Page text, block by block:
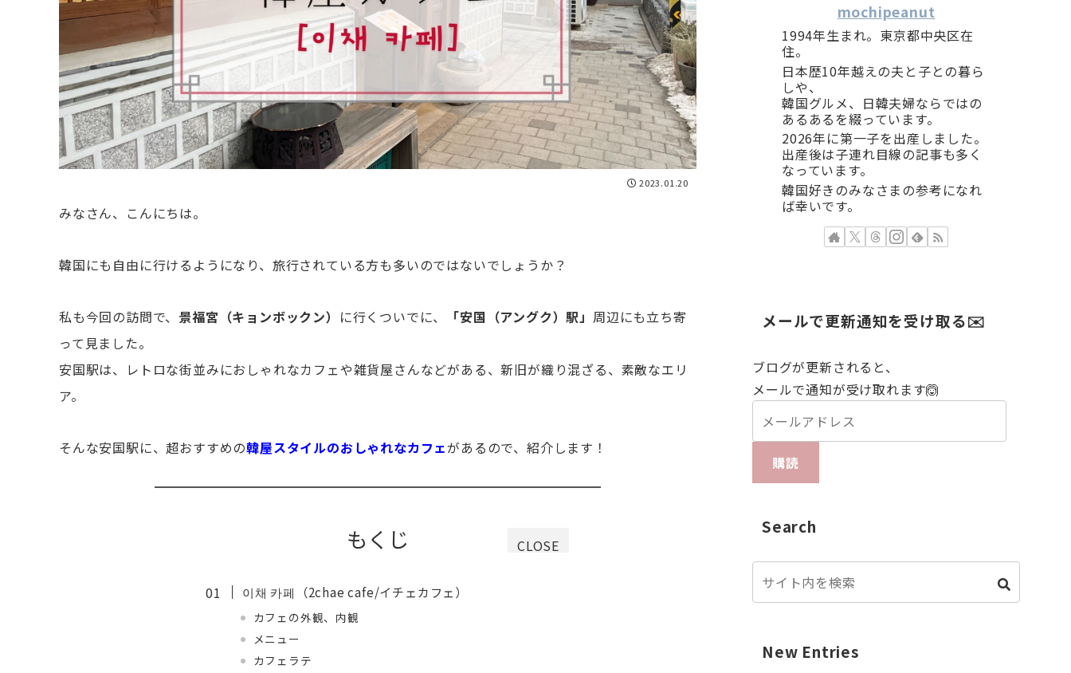
2023.01.20
みなさん、こんにちは。
韓国にも自由に行けるようになり、旅行されている方も多いのではないでしょうか？
私も今回の訪問で、 景福宮（キョンボックン） に行くついでに、 「安国（アングク）駅」 周辺にも立ち寄
って見ました。
安国駅は、レトロな街並みにおしゃれなカフェや雑貨屋さんなどがある、新旧が織り混ざる、素敵なエリ
ア。
そんな安国駅に、超おすすめの韓屋スタイルのおしゃれなカフェがあるので、紹介します！
CLOSE
もくじ
이채 카페（2chae cafe/イチェカフェ）
カフェの外観、内観
メニュー
カフェラテ
mochipeanut
1994年生まれ。東京都中央区在
住。
日本歴10年越えの夫と子との暮ら
しや、
韓国グルメ、日韓夫婦ならではの
あるあるを綴っています。
2026年に第一子を出産しました。
出産後は子連れ目線の記事も多く
なっています。
韓国好きのみなさまの参考になれ
ば幸いです。
メールで更新通知を受け取る✉️
ブログが更新されると、
メールで通知が受け取れます🙆
購読
Search
New Entries